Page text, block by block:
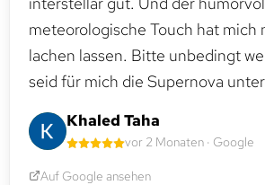
meteorologische Touch hat mich
lachen lassen. Bitte unbedingt
seid für mich die Supernova
Khaled Taha
vor 2 Monaten · Google
Auf Google ansehen